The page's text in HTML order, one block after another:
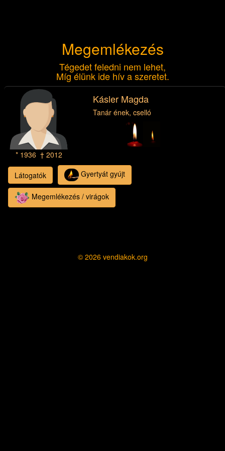
Megemlékezés
Tégedet feledni nem lehet,
Míg élünk ide hív a szeretet.
* 1936 † 2012
Kásler Magda
Tanár ének, cselló
Látogatók Gyertyát gyújt
Megemlékezés / virágok
© 2026vendiakok.org